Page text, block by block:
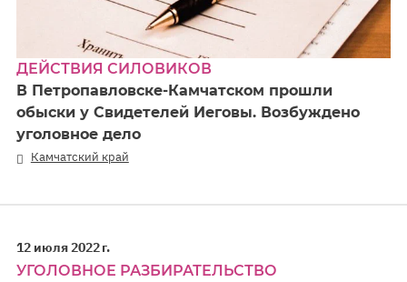
ДЕЙСТВИЯ СИЛОВИКОВ
В Петропавловске-Камчатском прошли
обыски у Свидетелей Иеговы. Возбуждено
уголовное дело
Камчатский край
12 июля 2022 г.
УГОЛОВНОЕ РАЗБИРАТЕЛЬСТВО